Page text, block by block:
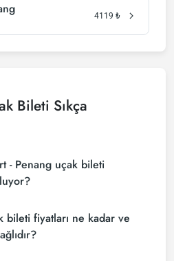
4119 ₺
Bileti Sıkça
- Penang uçak bileti
büyük rezervasyon
ve yüzlerce havayolu
Tezfly sitesinde yapacağın tek
bileti fiyatları ne kadar ve